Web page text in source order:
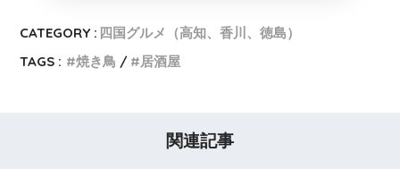
CATEGORY : 四国グルメ（高知、香川、徳島）
TAGS :
焼き鳥 居酒屋
関連記事